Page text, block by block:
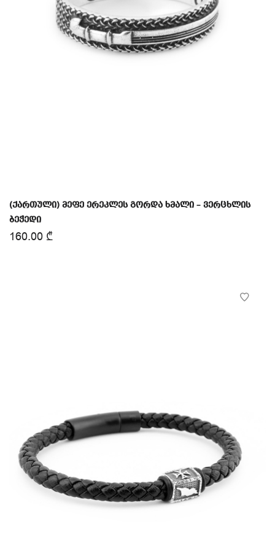
(ქართული) მეფე ერეკლეს გორდა ხმალი – ვერცხლის
ბეჭედი
160.00 ₾